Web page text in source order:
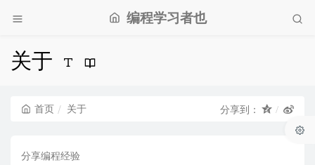
编程学习者也
关于
首页 关于 分享到：
分享编程经验